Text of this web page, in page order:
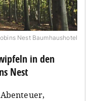
Nest Baumhaushotel
in den
Nest